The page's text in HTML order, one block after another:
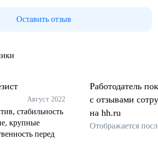
Оставить отзыв
Август 2022
стабильность
крупные
перед
Работодатель
с отзывами
на hh.ru
Отображается